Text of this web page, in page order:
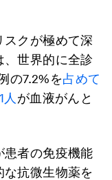
クが極めて深
世界的に全診
の7.2%を占めて
人 が血液がんと
患者の免疫機能
抗微生物薬を